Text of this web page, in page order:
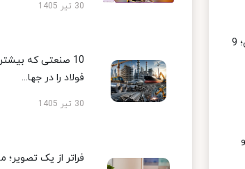
راهنمای خرید الکتروموتور صنعتی؛ 9
30 تیر 1405
10 صنعتی که
فولاد را در جها...
30 تیر 1405
فراتر از یک تصویر؛